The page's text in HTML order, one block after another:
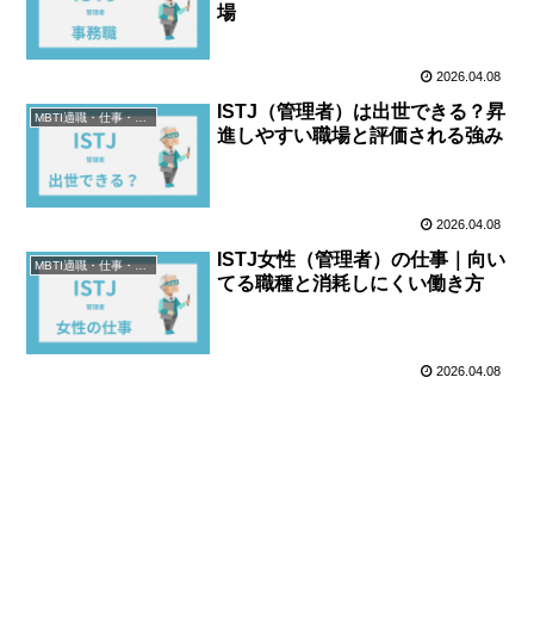
場
2026.04.08
MBTI適職・仕事・資格
ISTJ（管理者）は出世できる？昇
進しやすい職場と評価される強み
2026.04.08
MBTI適職・仕事・資格
ISTJ女性（管理者）の仕事｜向い
てる職種と消耗しにくい働き方
2026.04.08